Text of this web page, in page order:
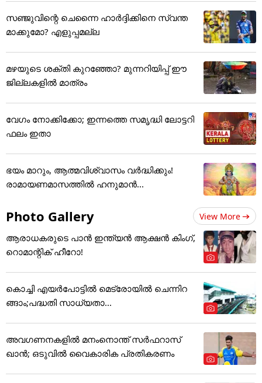
സഞ്ജുവിന്റെ ചെന്നൈ ഹാര്‍ദ്ദിക്കിനെ സ്വന്ത
മാക്കുമോ? എളുപ്പമല്ല
മഴയുടെ ശക്തി കുറഞ്ഞോ? മുന്നറിയിപ്പ് ഈ
ജില്ലകളിൽ മാത്രം
വേഗം നോക്കിക്കോ; ഇന്നത്തെ സമൃദ്ധി ലോട്ടറി
ഫലം ഇതാ
ഭയം മാറും, ആത്മവിശ്വാസം വർദ്ധിക്കും!
രാമായണമാസത്തിൽ ഹനുമാൻ...
Photo Gallery View More
ആരാധകരുടെ പാൻ ഇന്ത്യൻ ആക്ഷൻ കിംഗ്,
റൊമാന്റിക് ഹീറോ!
കൊച്ചി എയര്‍പോട്ടില്‍ മെട്രോയില്‍ ചെന്നിറ
ങ്ങാം;പദ്ധതി സാധ്യതാ...
അവഗണനകളില്‍ മനംനൊന്ത് സര്‍ഫറാസ്
ഖാന്‍; ഒടുവില്‍ വൈകാരിക പ്രതികരണം